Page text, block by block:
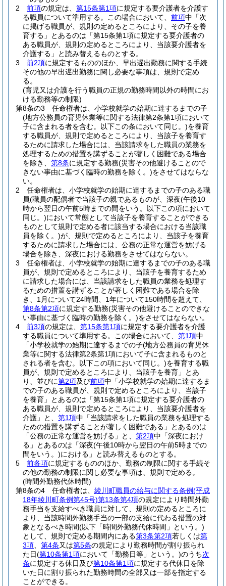
2
前項の規定は、 第15条第1項に規定する要介護者を介護す
る職員について準用する。
この場合において、 前項中「次
に掲げる職員が、規則の定めるところにより、その子を養
育する」とあるのは「第15条第1項に規定する要介護者の
ある職員が、規則の定めるところにより、当該要介護者を
介護する」と読み替えるものとする。
3
前2項に規定するもののほか、早出遅出勤務に関する手続
その他の早出遅出勤務に関し必要な事項は、規則で定め
る。
(育児又は介護を行う職員の正規の勤務時間以外の時間にお
ける勤務等の制限)
第8条の3
任命権者は、小学校就学の始期に達するまでの子
(地方公務員の育児休業等に関する法律第2条第1項において
子に含まれる者を含む。以下この条において同じ。)を養育
する職員が、規則で定めるところにより、当該子を養育す
るために請求した場合には、当該請求をした職員の業務を
処理するための措置を講ずることが著しく困難である場合
を除き、 第8条に規定する勤務(災害その他避けることので
きない事由に基づく臨時の勤務を除く。)をさせてはならな
い。
2
任命権者は、小学校就学の始期に達するまでの子のある職
員(職員の配偶者で当該子の親であるものが、深夜(午後10
時から翌日の午前5時までの間をいう。以下この項において
同じ。)において常態として当該子を養育することができる
ものとして規則で定める者に該当する場合における当該職
員を除く。)が、規則で定めるところにより、当該子を養育
するために請求した場合には、公務の正常な運営を妨げる
場合を除き、深夜における勤務をさせてはならない。
3
任命権者は、小学校就学の始期に達するまでの子のある職
員が、規則で定めるところにより、当該子を養育するため
に請求した場合には、当該請求をした職員の業務を処理す
るための措置を講ずることが著しく困難である場合を除
き、1月について24時間、1年について150時間を超えて、
第8条第2項に規定する勤務(災害その他避けることのできな
い事由に基づく臨時の勤務を除く。)をさせてはならない。
4
前3項の規定は、 第15条第1項に規定する要介護者を介護
する職員について準用する。
この場合において、 第1項中
「小学校就学の始期に達するまでの子(地方公務員の育児休
業等に関する法律第2条第1項において子に含まれるものと
される者を含む。以下この項において同じ。)を養育する職
員が、規則で定めるところにより、当該子を養育」とあ
り、並びに第2項及び前項中「小学校就学の始期に達するま
での子のある職員が、規則で定めるところにより、当該子
を養育」とあるのは「第15条第1項に規定する要介護者の
ある職員が、規則で定めるところにより、当該要介護者を
介護」と、 第1項中「当該請求をした職員の業務を処理する
ための措置を講ずることが著しく困難である」とあるのは
「公務の正常な運営を妨げる」と、 第2項中「深夜におけ
る」とあるのは「深夜(午後10時から翌日の午前5時までの
間をいう。)における」と読み替えるものとする。
5
前各項に規定するもののほか、勤務の制限に関する手続そ
の他の勤務の制限に関し必要な事項は、規則で定める。
(時間外勤務代休時間)
第8条の4
任命権者は、 綾川町職員の給与に関する条例(平成
18年綾川町条例第45号)第13条第4項の規定により時間外勤
務手当を支給すべき職員に対して、規則の定めるところに
より、当該時間外勤務手当の一部の支給に代わる措置の対
象となるべき時間(以下「時間外勤務代休時間」という。)
として、規則で定める期間内にある第3条第2項若しくは第
3項
第4条又は第5条の規定により勤務時間が割り振られ
た日(第10条第1項において「勤務日等」という。)のうち次
条に規定する休日及び第10条第1項に規定する代休日を除
いた日に割り振られた勤務時間の全部又は一部を指定する
ことができる。